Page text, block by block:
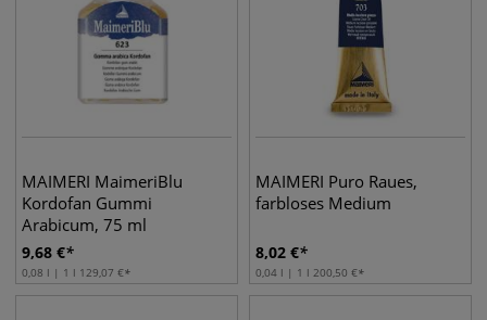
MAIMERI MaimeriBlu
Kordofan Gummi
Arabicum, 75 ml
9,68 €
0,08 l | 1 l 129,07 €
MAIMERI Puro Raues,
farbloses Medium
8,02 €
0,04 l | 1 l 200,50 €